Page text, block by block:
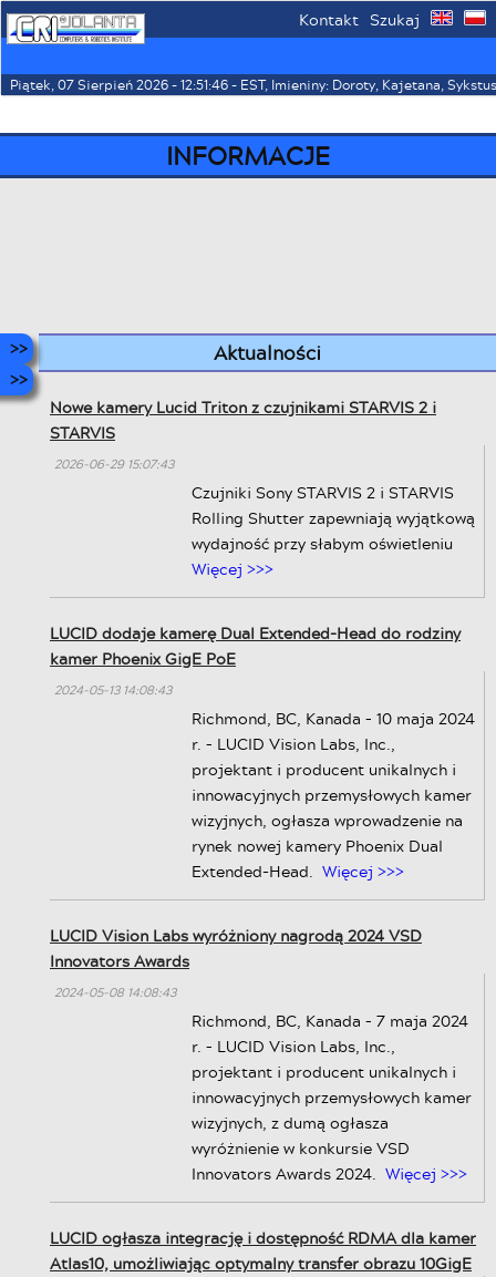
Kontakt Szukaj
Piątek, 07 Sierpień 2026 - 12:51:46 - EST, Imieniny: Doroty, Kajetana,
INFORMACJE
Aktualności
Nowe kamery Lucid Triton z czujnikami STARVIS 2 i
STARVIS
2026-06-29 15:07:43
Czujniki Sony STARVIS 2 i STARVIS
Rolling Shutter zapewniają wyjątkową
wydajność przy słabym oświetleniu
Więcej >>>
LUCID dodaje kamerę Dual Extended-Head do rodziny
kamer Phoenix GigE PoE
2024-05-13 14:08:43
Richmond, BC, Kanada – 10 maja 2024
r. – LUCID Vision Labs, Inc.,
projektant i producent unikalnych i
innowacyjnych przemysłowych kamer
wizyjnych, ogłasza wprowadzenie na
rynek nowej kamery Phoenix Dual
Extended-Head. Więcej >>>
LUCID Vision Labs wyróżniony nagrodą 2024 VSD
Innovators Awards
2024-05-08 14:08:43
Richmond, BC, Kanada – 7 maja 2024
r. – LUCID Vision Labs, Inc.,
projektant i producent unikalnych i
innowacyjnych przemysłowych kamer
wizyjnych, z dumą ogłasza
wyróżnienie w konkursie VSD
Innovators Awards 2024. Więcej >>>
LUCID ogłasza integrację i dostępność RDMA dla kamer
Atlas10, umożliwiając optymalny transfer obrazu 10GigE